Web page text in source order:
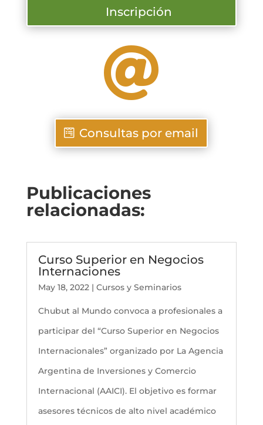
Inscripción

Consultas por email
Publicaciones
relacionadas:
Curso Superior en Negocios
Internaciones
May 18, 2022| Cursos y Seminarios
Chubut al Mundo convoca a profesionales a
participar del “Curso Superior en Negocios
Internacionales” organizado por La Agencia
Argentina de Inversiones y Comercio
Internacional (AAICI). El objetivo es formar
asesores técnicos de alto nivel académico